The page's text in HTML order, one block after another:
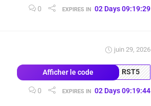
0 EXPIRES IN 02 Days 09:19:28
juin 29, 2026
Afficher le code RST5
0 EXPIRES IN 02 Days 09:19:43